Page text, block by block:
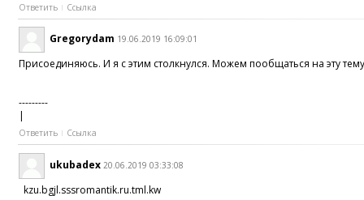
Ответить Ссылка
Gregorydam 19.06.2019 16:09:01
Присоединяюсь. И я с этим столкнулся. Можем пообщаться на эту
---------
|
Ответить Ссылка
ukubadex 20.06.2019 03:33:08
kzu.bgjl.sssromantik.ru.tml.kw